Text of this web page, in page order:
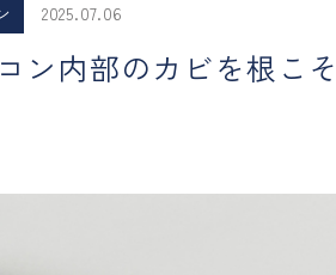
2025.07.06
ン内部のカビを根